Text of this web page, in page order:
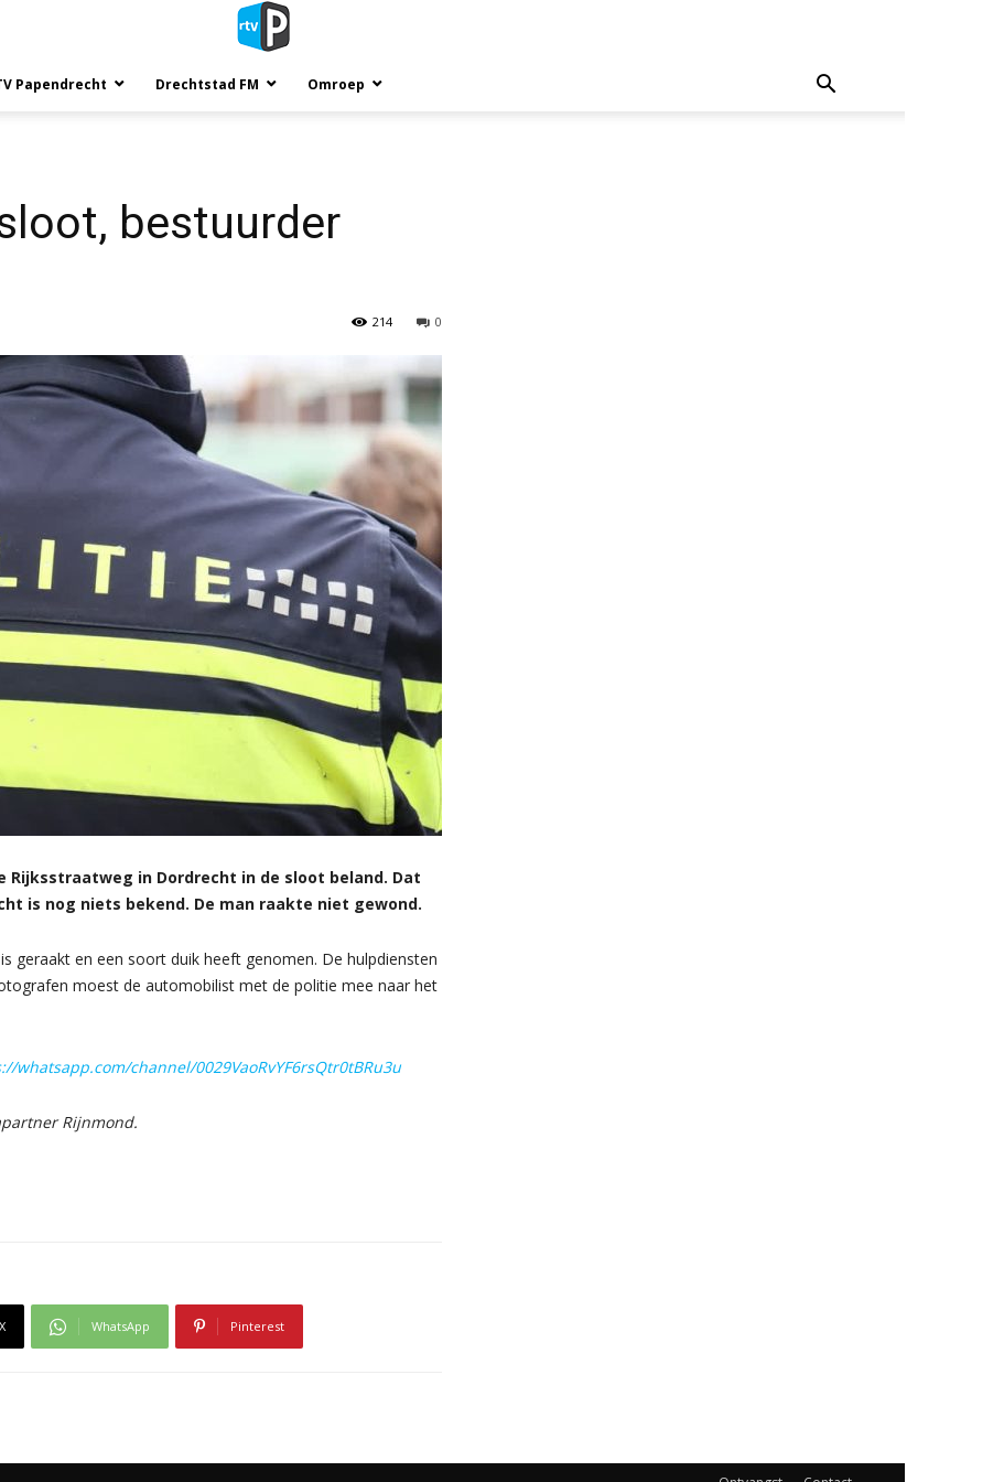
Papendrecht Drechtstad FM Omroep
bestuurder
0
214
Rijksstraatweg in Dordrecht in de sloot beland. Dat
is nog niets bekend. De man raakte niet gewond.
geraakt en een soort duik heeft genomen. De hulpdiensten
moest de automobilist met de politie mee naar het
whatsapp.com/channel/0029VaoRvYF6rsQtr0tBRu3u
Rijnmond.
X WhatsApp Pinterest